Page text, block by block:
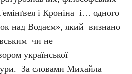
і Кроніна і… одного
над Водаєм», який визнано
чи не
української
За словами Михайла